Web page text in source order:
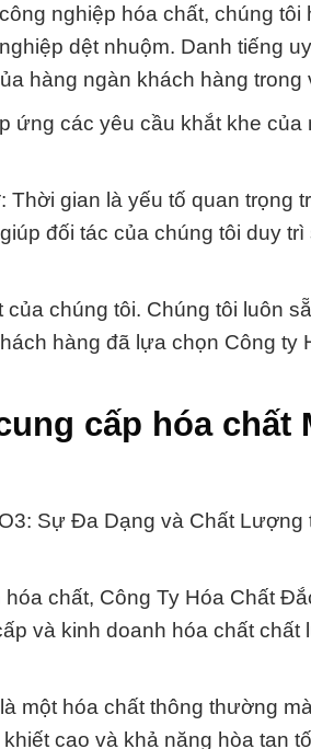
nghiệp hóa chất, chúng
dệt nhuộm. Danh tiếng
hàng ngàn khách hàng trong
ứng các yêu cầu khắt khe
gian là yếu tố quan trọng
đối tác của chúng tôi duy
chúng tôi. Chúng tôi luôn
hàng đã lựa chọn Công
cấp hóa chất
Sự Đa Dạng và Chất
chất, Công Ty Hóa Chất
và kinh doanh hóa chất
một hóa chất thông thường
cao và khả năng hòa tan